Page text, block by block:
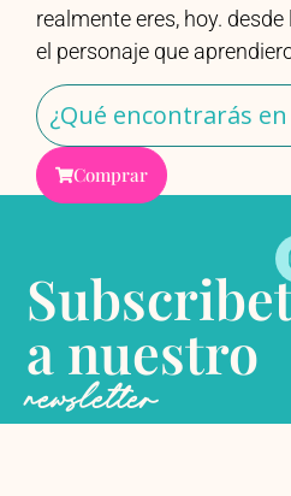
realmente eres, hoy.
el personaje que
¿Qué encontrarás
Comprar
a nuestro
newsletter